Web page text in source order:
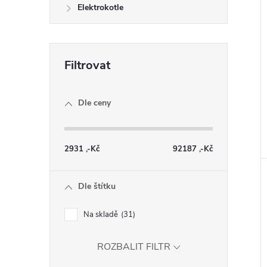
Elektrokotle
Dle ceny
2931 ,-Kč 92187 ,-Kč
Dle štítku
Na skladě 31
ROZBALIT FILTR